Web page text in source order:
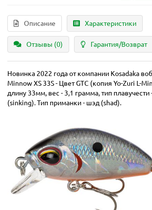
Описание Характеристики
Отзывы (0) Гарантия/Возврат
Новинка 2022 года от компании Kosadaka
Minnow XS 33S - Цвет GTC (копия Yo-Zuri L-
длину 33мм, вес - 3,1 грамма, тип
(sinking). Тип приманки - шэд (shad).